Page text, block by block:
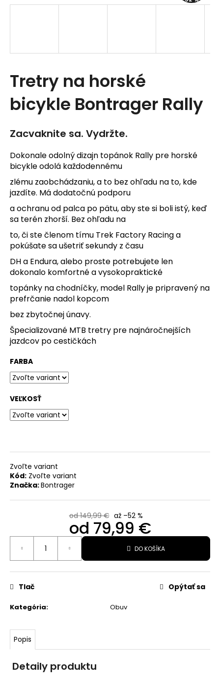
Tretry na horské
bicykle Bontrager Rally
Zacvaknite sa. Vydržte.
Dokonale odolný dizajn topánok Rally pre horské
bicykle odolá každodennému
zlému zaobchádzaniu, a to bez ohľadu na to, kde
jazdíte. Má dodatočnú podporu
a ochranu od palca po pätu, aby ste si boli istý, keď
sa terén zhorší. Bez ohľadu na
to, či ste členom tímu Trek Factory Racing a
pokúšate sa ušetriť sekundy z času
DH a Endura, alebo proste potrebujete len
dokonalo komfortné a vysokopraktické
topánky na chodníčky, model Rally je pripravený na
prefrčanie nadol kopcom
bez zbytočnej únavy.
Špecializované MTB tretry pre najnáročnejších
jazdcov po cestičkách
FARBA
VEĽKOSŤ
Zvoľte variant
Kód: Zvoľte variant
Značka:Bontrager
od 149,99 € až –52 %
od 79,99 €
Jednotková
cena:
DO KOŠÍKA
Kategória: Obuv
Tlač Opýtať sa
Popis
Detaily produktu
j
s
ť
?
HĽADAŤ
O
d
p
o
r
ú
č
a
m
e
TREK
CIRCLE
BEANIE
BONNET
Pôvodne:
29,99
€